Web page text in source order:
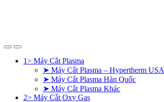
1> Máy Cắt Plasma
➤ Máy Cắt Plasma – Hypertherm USA
➤ Máy Cắt Plasma Hàn Quốc
➤ Máy Cắt Plasma Khác
2> Máy Cắt Oxy Gas